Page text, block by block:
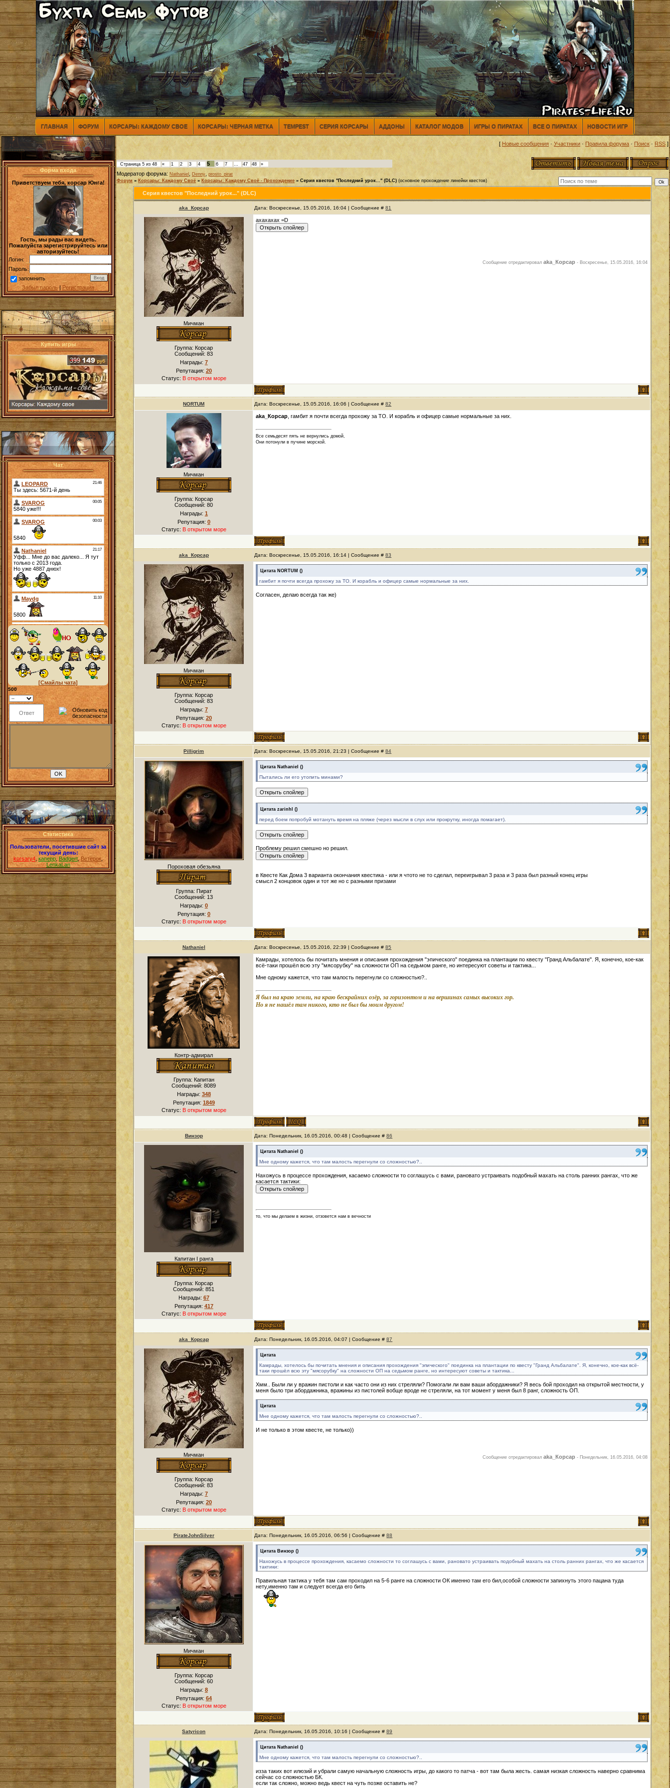
ГЛАВНАЯ ФОРУМ КОРСАРЫ: КАЖДОМУ СВОЕ КОРСАРЫ: ЧЕРНАЯ МЕТКА TEMPEST СЕРИЯ КОРСАРЫ АДДОНЫ КАТАЛОГ МОДОВ ИГРЫ О ПИРАТАХ ВСЕ О ПИРАТАХ НОВОСТИ ИГР
Форма входа
Приветствуем тебя, корсар Юнга!
Гость, мы рады вас видеть.
Пожалуйста зарегистрируйтесь или
авторизуйтесь!
Логин:
Пароль:
запомнить
Забыл пароль|Регистрация
Купить игры
Чат
[Смайлы чата]
500
Статистика
Пользователи, посетившие сайт за
текущий день:
korsary4, каперр Badgert,Ветерок
LenkaLan
[ Новые сообщения · Участники · Правила форума · Поиск · RSS]
Страница 5 из 48 « 1 2 3 4 5 6 7 … 47 48 »
Модератор форума: Nathaniel Denny prosto_pirat
Форум » Корсары: Каждому Своё » Корсары: Каждому Своё - Прохождение » Серия квестов "Последний урок..." (DLC) (основное прохождение линейки квестов)
Серия квестов "Последний урок..." (DLC)
aka_Корсар Дата: Воскресенье, 15.05.2016, 16:04 | Сообщение #81
Мичман
Группа: Корсар
Сообщений:83
Награды: 7
Репутация: 20
Статус: В открытом море
ахахахах =D
Сообщение отредактировалaka_Корсар - Воскресенье, 15.05.2016, 16:04
NORTUM Дата: Воскресенье, 15.05.2016, 16:06 | Сообщение #82
Мичман
Группа: Корсар
Сообщений:80
Награды: 1
Репутация: 0
Статус: В открытом море
aka_Корсар , гамбит я почти всегда прохожу за ТО. И корабль и офицер самые нормальные за них.
Все семьдесят пять не вернулись домой,
Они потонули в пучине морской.
aka_Корсар Дата: Воскресенье, 15.05.2016, 16:14 | Сообщение #83
Мичман
Группа: Корсар
Сообщений:83
Награды: 7
Репутация: 20
Статус: В открытом море
Цитата NORTUM ()
гамбит я почти всегда прохожу за ТО. И корабль и офицер самые нормальные за них.
Согласен, делаю всегда так же)
Pilligrim Дата: Воскресенье, 15.05.2016, 21:23 | Сообщение #84
Пороховая обезьяна
Группа: Пират
Сообщений: 13
Награды: 0
Репутация: 0
Статус: В открытом море
Цитата Nathaniel ()
Пытались ли его утопить минами?
Цитата zarinhl ()
перед боем попробуй мотануть время на пляже (через мысли в слух или прокрутку, иногда помагает).
Проблему решил смешно но решил.
в Квесте Как Дома 3 варианта окончания квестика - или я чтото не то сделал, переигрывал 3 раза и 3 раза был разный конец игры
смысл 2 концовок один и тот же но с разными призами
Nathaniel Дата: Воскресенье, 15.05.2016, 22:39 | Сообщение #85
Контр-адмирал
Группа: Капитан
Сообщений:8089
Награды: 348
Репутация: 1849
Статус: В открытом море
Камрады, хотелось бы почитать мнения и описания прохождения "эпического" поединка на плантации по квесту "Гранд Альбалате". Я, конечно, кое-как
всё-таки прошёл всю эту "мясорубку" на сложности ОП на седьмом ранге, но интересуют советы и тактика...
Мне одному кажется, что там малость перегнули со сложностью?..
Я был на краю земли, на краю бескрайних озёр, за горизонтом и на вершинах самых высоких гор.
Но я не нашёл там никого, кто не был бы моим другом!
Винзор Дата: Понедельник, 16.05.2016, 00:48 | Сообщение #86
Капитан I ранга
Группа: Корсар
Сообщений:851
Награды: 67
Репутация: 417
Статус: В открытом море
Цитата Nathaniel ()
Мне одному кажется, что там малость перегнули со сложностью?..
Нахожусь в процессе прохождения, касаемо сложности то соглашусь с вами, рановато устраивать подобный махать на столь ранних рангах, что же
касается тактики:
то, что мы делаем в жизни, отзовется нам в вечности
aka_Корсар Дата: Понедельник, 16.05.2016, 04:07 | Сообщение #87
Мичман
Группа: Корсар
Сообщений:83
Награды: 7
Репутация: 20
Статус: В открытом море
Цитата
Камрады, хотелось бы почитать мнения и описания прохождения "эпического" поединка на плантации по квесту "Гранд Альбалате". Я, конечно, кое-как всё-
таки прошёл всю эту "мясорубку" на сложности ОП на седьмом ранге, но интересуют советы и тактика...
Хмм.. Были ли у вражин пистоли и как часто они из них стреляли? Помогали ли вам ваши абордажники? Я весь бой проходил на открытой местности, у
меня было три абордажника, вражины из пистолей вобще вроде не стреляли, на тот момент у меня был 8 ранг, сложность ОП.
Цитата
Мне одному кажется, что там малость перегнули со сложностью?..
И не только в этом квесте, не только))
Сообщение отредактировалaka_Корсар - Понедельник, 16.05.2016, 04:08
PirateJohnSilver Дата: Понедельник, 16.05.2016, 06:56 | Сообщение #88
Мичман
Группа: Корсар
Сообщений:60
Награды: 8
Репутация: 64
Статус: В открытом море
Цитата Винзор ()
Нахожусь в процессе прохождения, касаемо сложности то соглашусь с вами, рановато устраивать подобный махать на столь ранних рангах, что же касается
тактики:
Правильная тактика у тебя там сам проходил на 5-6 ранге на сложности ОК именно там его бил,особой сложности запихнуть этого пацана туда
нету,именно там и следует всегда его бить
Satyricon Дата: Понедельник, 16.05.2016, 10:16 | Сообщение #89
Цитата Nathaniel ()
Мне одному кажется, что там малость перегнули со сложностью?..
изза таких вот илюзий и убрали самую начальную сложность игры, до какого то патча - вот там была жесть. самая низкая сложность наверно сравнима
сейчас со сложностью БК.
если так сложно, можно ведь квест на чуть позже оставить не?